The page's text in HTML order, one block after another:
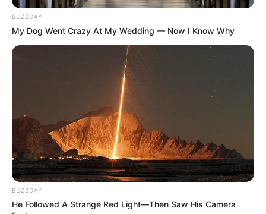
BUZZDAY
My Dog Went Crazy At My Wedding — Now I Know Why
BUZZDAY
He Followed A Strange Red Light—Then Saw His Camera